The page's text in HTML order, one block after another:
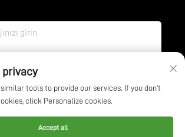
Gönder
privacy
tools to provide our services. If you don't
click Personalize cookies.
Accept all